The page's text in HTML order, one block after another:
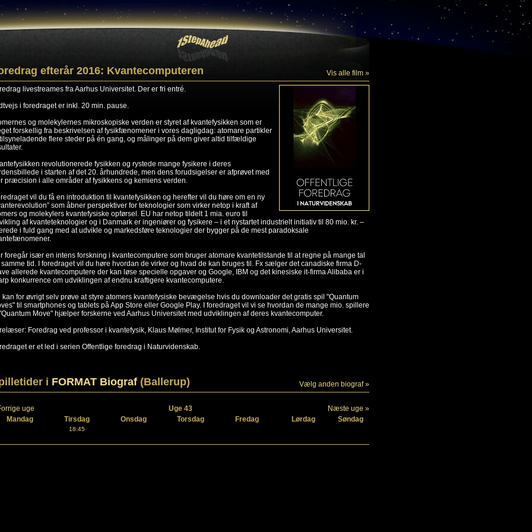
efterår 2016: Kvantecomputeren
Vis alle film »
livestreames fra Aarhus Universitet. Der er fri entré.
i foredraget er inkl. 20 min. pause.
og molekylernes mikroskopiske verden er styret af kvantefysikken som er
forskellig fra beskrivelsen af fysikfænomener i vores dagligdag: atomare partikler
flere steder på én gang, og målinger på dem giver altid tilfældige
revolutionerede fysikken og rystede mange fysikere i deres
i starten af det 20. århundrede, men dens forudsigelser er afprøvet med
præcision i alle områder af fysikkens og kemiens verden.
vil du få en introduktion til kvantefysikken og herefter vil du høre om en ny
som åbner perspektiver for teknologier som virker netop i kraft af
og molekylers kvantefysiske opførsel. EU har netop tildelt 1 mia. euro til
af kvanteteknologier og i Danmark er ingeniører og fysikere – i et nystartet industrielt initiativ til 80 mio. kr. –
i fuld gang med at udvikle og markedsføre teknologier der bygger på de mest paradoksale
foregår især en intens forskning i kvantecomputere som bruger atomare kvantetilstande til at regne på mange tal
tid. I foredraget vil du høre hvordan de virker og hvad de kan bruges til. Fx sælger det canadiske firma D-
allerede kvantecomputere der kan løse specielle opgaver og Google, IBM og det kinesiske it-firma Alibaba er i
konkurrence om udviklingen af endnu kraftigere kvantecomputere.
kan for øvrigt selv prøve at styre atomers kvantefysiske bevægelse hvis du downloader det gratis spil "Quantum
til smartphones og tablets på App Store eller Google Play. I foredraget vil vi se hvordan de mange mio. spillere
Move" hjælper forskerne ved Aarhus Universitet med udviklingen af deres kvantecomputer.
Foredrag ved professor i kvantefysik, Klaus Mølmer, Institut for Fysik og Astronomi, Aarhus Universitet.
er et led i serien Offentlige foredrag i Naturvidenskab.
i FORMAT Biograf (Ballerup) Vælg anden biograf »
uge Uge 43
Næste uge »
Mandag
Tirsdag Onsdag Torsdag Fredag Lørdag Søndag
18:45